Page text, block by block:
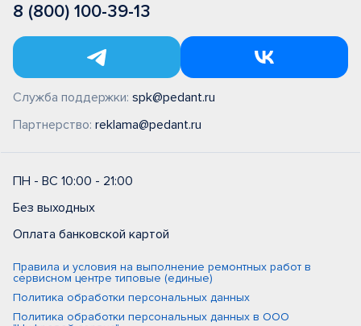
8 (800) 100-39-13
Служба поддержки: spk@pedant.ru
Партнерство: reklama@pedant.ru
ПН - ВС 10:00 - 21:00
Без выходных
Оплата банковской картой
Правила и условия на выполнение ремонтных работ в
сервисном центре типовые (единые)
Политика обработки персональных данных
Политика обработки персональных данных в ООО